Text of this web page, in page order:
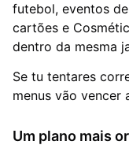
futebol, eventos
cartões e
dentro da mesma
Se tu tentares
menus vão vencer
Um plano mais